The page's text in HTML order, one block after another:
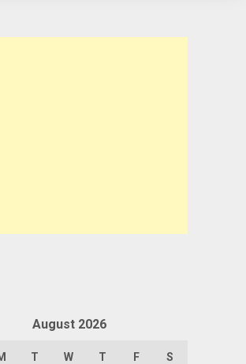
August 2026
T W T F S